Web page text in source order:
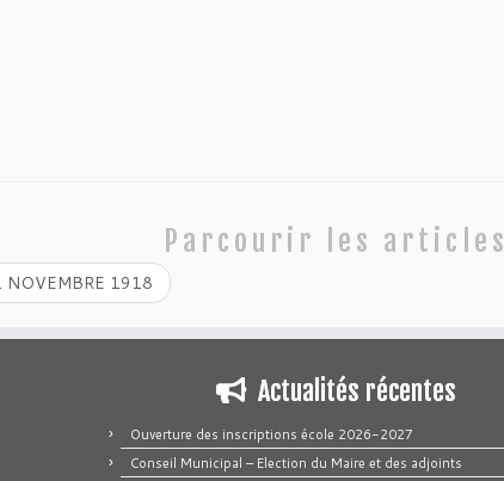
Parcourir les articles
NOVEMBRE 1918
Actualités récentes
Ouverture des inscriptions école 2026-2027
Conseil Municipal – Election du Maire et des adjoints